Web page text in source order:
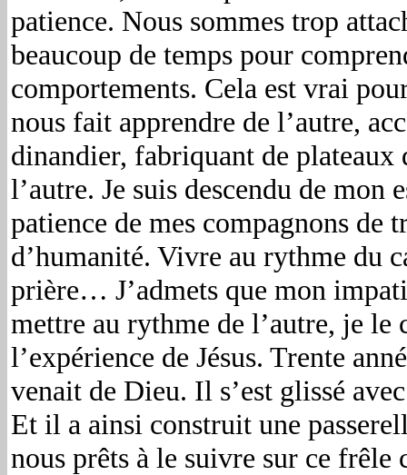
patience. Nous sommes trop
beaucoup de temps pour
comportements. Cela est vrai
nous fait apprendre de l’autre,
dinandier, fabriquant de plateaux
l’autre. Je suis descendu de
patience de mes compagnons
d’humanité. Vivre au rythme du
prière… J’admets que mon
mettre au rythme de l’autre, je le
l’expérience de Jésus. Trente
venait de Dieu. Il s’est glissé
Et il a ainsi construit une
nous prêts à le suivre sur ce